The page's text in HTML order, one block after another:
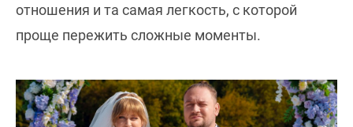
отношения и та самая легкость, с которой
проще пережить сложные моменты.